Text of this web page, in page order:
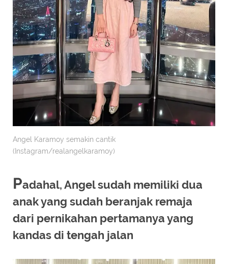
Angel Karamoy semakin cantik
(Instagram/realangelkaramoy)
Padahal, Angel sudah memiliki dua
anak yang sudah beranjak remaja
dari pernikahan pertamanya yang
kandas di tengah jalan